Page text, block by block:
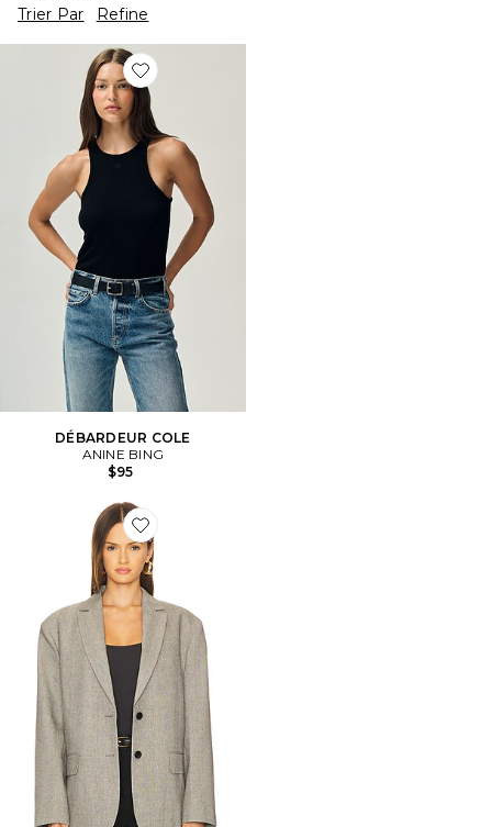
Trier Par
Refine
Favorite DÉBARDEUR COLE
DÉBARDEUR COLE
ANINE BING
$95
Favorite VESTE QUINN